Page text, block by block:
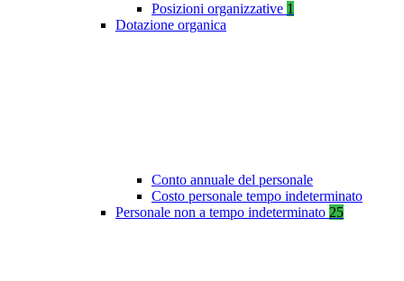
Posizioni organizzative 1
Dotazione organica
Conto annuale del personale
Costo personale tempo indeterminato
Personale non a tempo indeterminato 25